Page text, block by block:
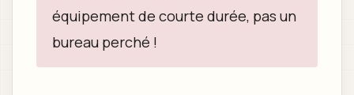
équipement de courte durée, pas un
bureau perché !